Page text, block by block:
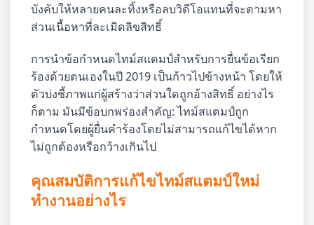
บังคับให้หลายคนละทิ้งหรือลบวิดีโอแทนที่จะตามหา
ส่วนเนื้อหาที่ละเมิดลิขสิทธิ์
การนำข้อกำหนดไทม์สแตมป์สำหรับการยื่นข้อเรียก
ร้องด้วยตนเองในปี 2019 เป็นก้าวไปข้างหน้า โดยให้
ตัวบ่งชี้ภาพแก่ผู้สร้างว่าส่วนใดถูกอ้างสิทธิ์ อย่างไร
ก็ตาม มันมีข้อบกพร่องสำคัญ: ไทม์สแตมป์ถูก
กำหนดโดยผู้ยื่นคำร้องโดยไม่สามารถแก้ไขได้หาก
ไม่ถูกต้องหรือกว้างเกินไป
คุณสมบัติการแก้ไขไทม์สแตมป์ใหม่
ทำงานอย่างไร